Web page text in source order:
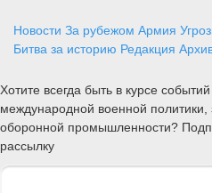
Новости За рубежом Армия
Битва за историю Редакция
Хотите всегда быть в курсе
международной военной политики,
оборонной промышленности?
рассылку